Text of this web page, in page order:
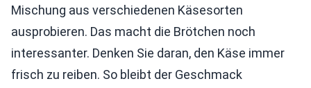
Mischung aus verschiedenen Käsesorten
ausprobieren. Das macht die Brötchen noch
interessanter. Denken Sie daran, den Käse immer
frisch zu reiben. So bleibt der Geschmack